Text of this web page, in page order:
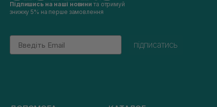
Підпишись на наші новини та отримуй
знижку 5% на перше замовлення
Email
підписатись